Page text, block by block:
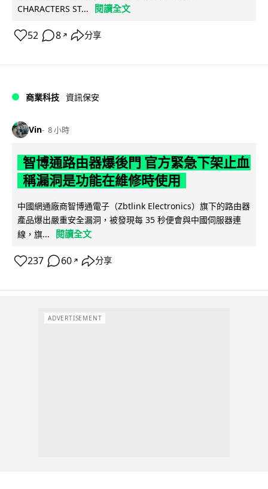
CHARACTERS ST...
閱讀全文
52 8 ↗ 分享
商業科技 資訊保安
Vin 8 小時
智博通路由器爆後門 官方緊急下架止血
稱漏洞是功能在維修時使用
中國網通廠商智博通電子（Zbtlink Electronics）旗下的路由器
產品爆出嚴重安全漏洞，被發現每 35 秒便會與中國伺服器連
線，旗...
閱讀全文
237 60 ↗ 分享
ADVERTISEMENT